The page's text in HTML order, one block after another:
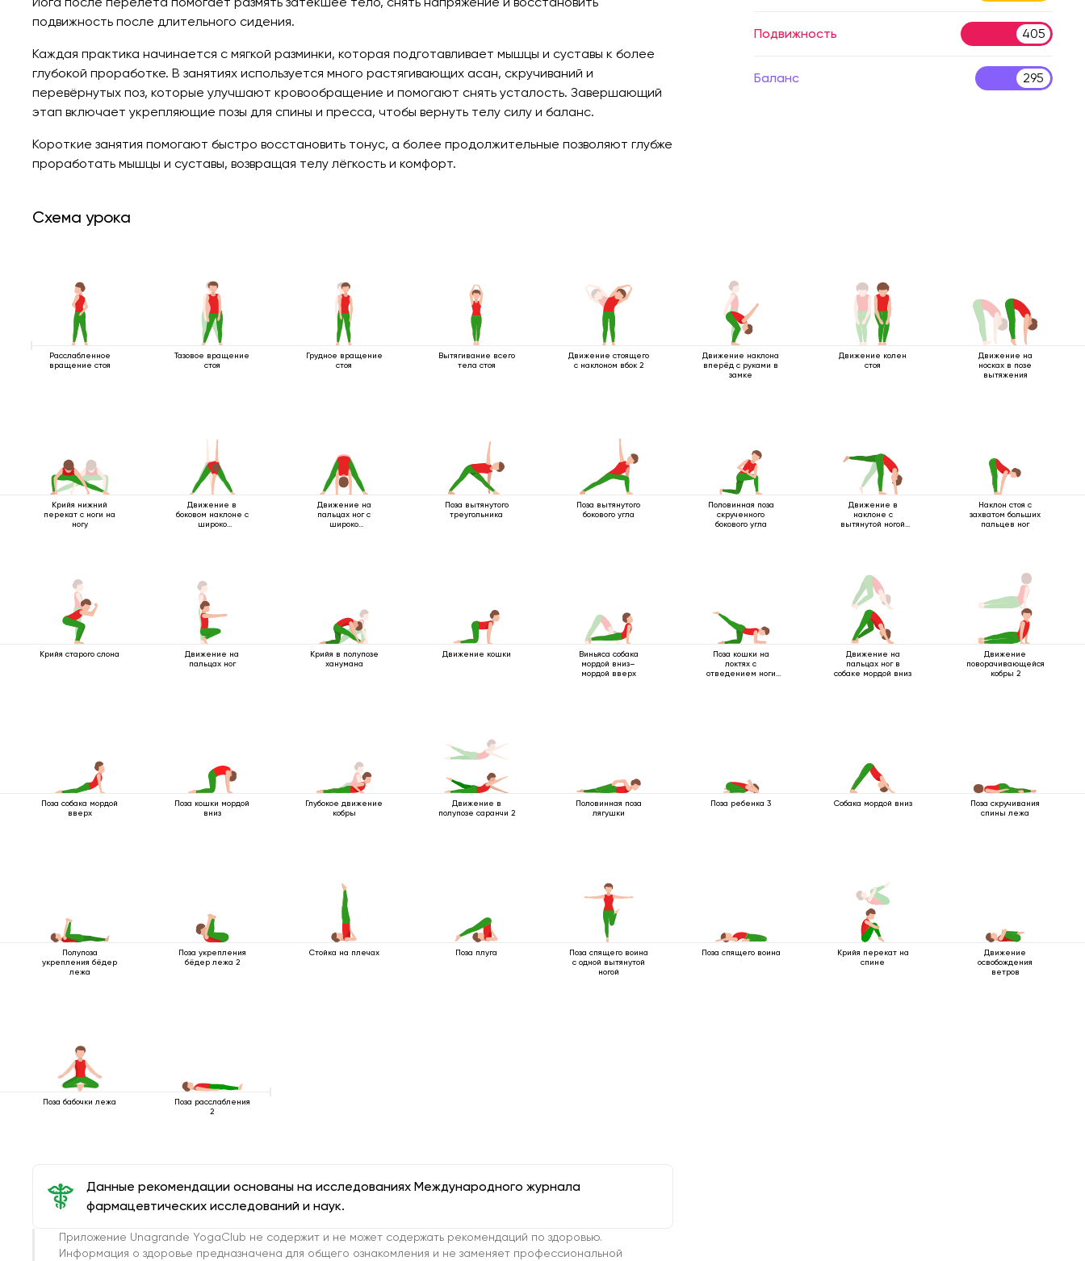
подвижность после длительного сидения.
Каждая практика начинается с мягкой разминки, которая подготавливает мышцы и суставы к более
глубокой проработке. В занятиях используется много растягивающих асан, скручиваний и
перевёрнутых поз, которые улучшают кровообращение и помогают снять усталость. Завершающий
этап включает укрепляющие позы для спины и пресса, чтобы вернуть телу силу и баланс.
Короткие занятия помогают быстро восстановить тонус, а более продолжительные позволяют глубже
проработать мышцы и суставы, возвращая телу лёгкость и комфорт.
Подвижность 405
Баланс 295
Схема урока
Расслабленное
вращение стоя
Тазовое вращение
стоя
Грудное вращение
стоя
Вытягивание всего
тела стоя
Движение стоящего
с наклоном вбок 2
Движение наклона
вперёд с руками в
замке
Движение колен
стоя
Движение на
носках в позе
вытяжения
Крийя нижний
перекат с ноги на
ногу
Движение в
боковом наклоне с
широко
Движение на
пальцах ног с
широко
Поза вытянутого
треугольника
Поза вытянутого
бокового угла
Половинная поза
скрученного
бокового угла
Движение в
наклоне с
вытянутой ногой
Наклон стоя с
захватом больших
пальцев ног
Крийя старого слона
Движение на
пальцах ног
Крийя в полупозе
ханумана
Движение кошки
Виньяса собака
мордой вниз–
мордой вверх
Поза кошки на
локтях с
отведением ноги
Движение на
пальцах ног в
собаке мордой вниз
Движение
поворачивающейся
кобры 2
Поза собака мордой
вверх
Поза кошки мордой
вниз
Глубокое движение
кобры
Движение в
полупозе саранчи 2
Половинная поза
лягушки
Поза ребенка 3 Собака мордой вниз
Поза скручивания
спины лежа
Полупоза
укрепления бёдер
лежа
Поза укрепления
бёдер лежа 2
Стойка на плечах Поза плуга
Поза спящего воина
с одной вытянутой
ногой
Поза спящего воина
Крийя перекат на
спине
Движение
освобождения
ветров
Поза бабочки лежа
Поза расслабления
2
Данные рекомендации основаны на исследованиях Международного журнала
фармацевтических исследований и наук.
Приложение Unagrande YogaClub не содержит и не может содержать рекомендаций по здоровью.
Информация о здоровье предназначена для общего ознакомления и не заменяет профессиональной